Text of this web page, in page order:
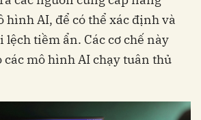
hình AI, để có thể xác định và
lệch tiềm ẩn. Các cơ chế này
các mô hình AI chạy tuân thủ